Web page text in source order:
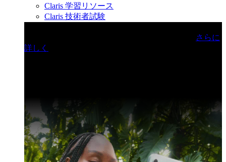
Claris 学習リソース
Claris 技術者試験
さらに
詳しく